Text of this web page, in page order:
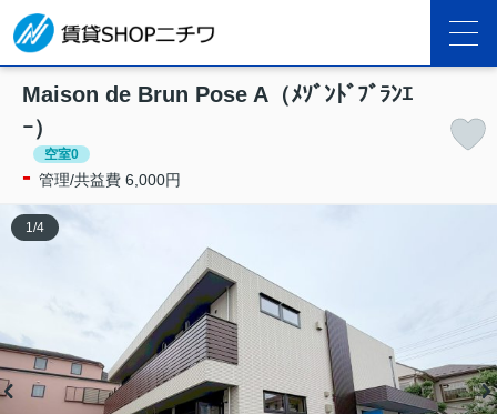
Maison de Brun Pose A（ﾒｿﾞﾝﾄﾞﾌﾞﾗﾝｴ
ｰ）
空室0
- 管理/共益費 6,000円
1 /4